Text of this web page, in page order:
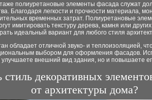
полиуретановые элементы фасада служат
Благодаря легкости и прочности материала,
временных затрат. Полиуретановые
имитировать текстуру дерева, камня или
идеальный вариант для любого стиля
обладает отличной звуко- и теплоизоляцией,
выбором для оформления фасадов.
внешний вид здания, но и повышаете
декоративных
от архитектуры дома?